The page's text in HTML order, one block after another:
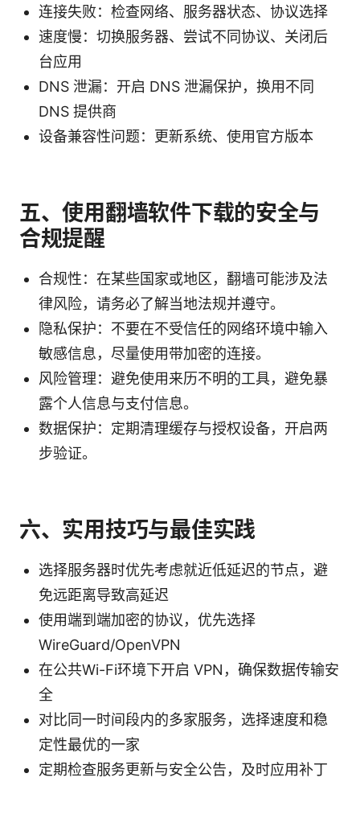
连接失败：检查网络、服务器状态、协议选择
速度慢：切换服务器、尝试不同协议、关闭后
台应用
DNS 泄漏：开启 DNS 泄漏保护，换用不同
DNS 提供商
设备兼容性问题：更新系统、使用官方版本
五、使用翻墙软件下载的安全与
合规提醒
合规性：在某些国家或地区，翻墙可能涉及法
律风险，请务必了解当地法规并遵守。
隐私保护：不要在不受信任的网络环境中输入
敏感信息，尽量使用带加密的连接。
风险管理：避免使用来历不明的工具，避免暴
露个人信息与支付信息。
数据保护：定期清理缓存与授权设备，开启两
步验证。
六、实用技巧与最佳实践
选择服务器时优先考虑就近低延迟的节点，避
免远距离导致高延迟
使用端到端加密的协议，优先选择
WireGuard/OpenVPN
在公共Wi-Fi环境下开启 VPN，确保数据传输安
全
对比同一时间段内的多家服务，选择速度和稳
定性最优的一家
定期检查服务更新与安全公告，及时应用补丁